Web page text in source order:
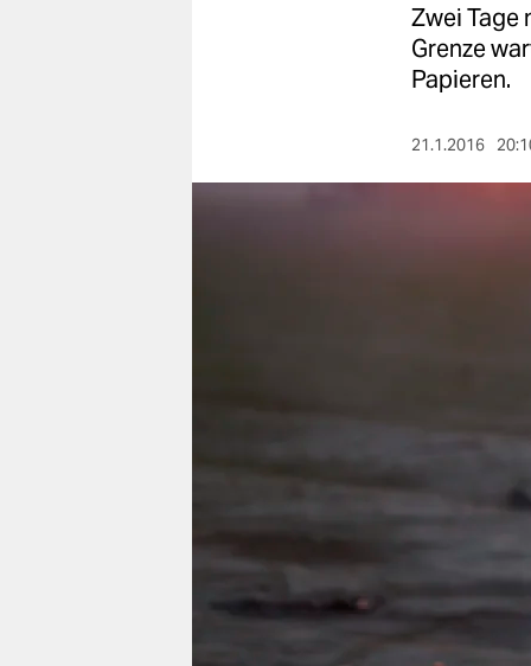
nord
fragen & hilfe
unterstützen
genossenschaft
Zwei Tage
Grenze
Papieren.
21.1.2016